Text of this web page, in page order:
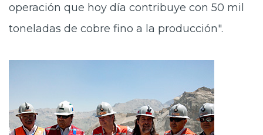
operación que hoy día contribuye con 50 mil
toneladas de cobre fino a la producción".